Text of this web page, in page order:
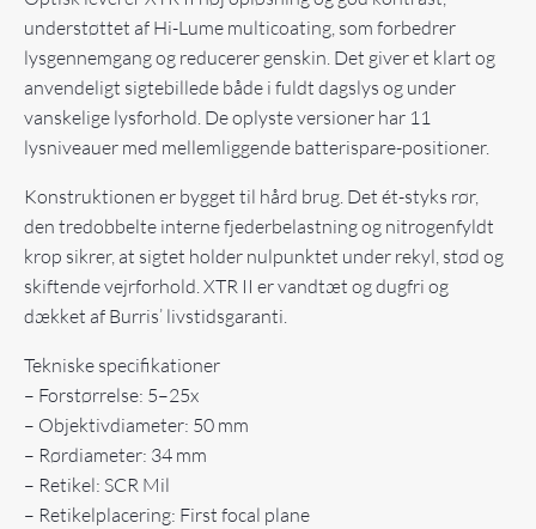
understøttet af Hi-Lume multicoating, som forbedrer
lysgennemgang og reducerer genskin. Det giver et klart og
anvendeligt sigtebillede både i fuldt dagslys og under
vanskelige lysforhold. De oplyste versioner har 11
lysniveauer med mellemliggende batterispare-positioner.
Konstruktionen er bygget til hård brug. Det ét-styks rør,
den tredobbelte interne fjederbelastning og nitrogenfyldt
krop sikrer, at sigtet holder nulpunktet under rekyl, stød og
skiftende vejrforhold. XTR II er vandtæt og dugfri og
dækket af Burris’ livstidsgaranti.
Tekniske specifikationer
– Forstørrelse: 5–25x
– Objektivdiameter: 50 mm
– Rørdiameter: 34 mm
– Retikel: SCR Mil
– Retikelplacering: First focal plane